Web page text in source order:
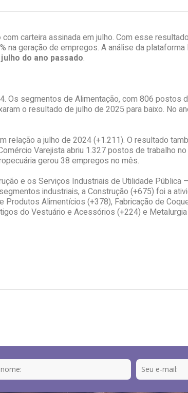
com carteira assinada em julho. Com esse
geração de empregos. A análise da
do ano passado.
segmentos de Alimentação, com 806 postos
o resultado de julho de 2025 para baixo. No
a julho de 2024 (+1.211). O resultado
Varejista abriu 1.327 postos de trabalho
gerou 38 empregos no mês.
e os Serviços Industriais de Utilidade
industriais, a Construção (+675) foi a
Alimentícios (+378), Fabricação de
do Vestuário e Acessórios (+224) e